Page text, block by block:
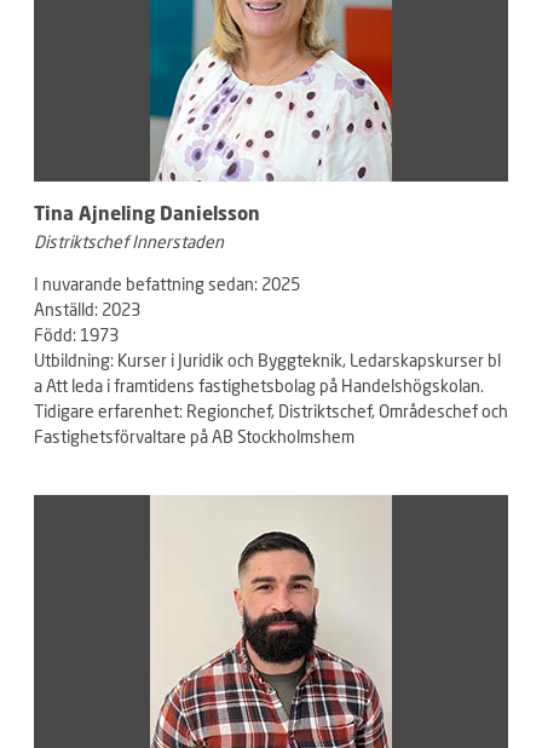
Tina Ajneling Danielsson
Distriktschef Innerstaden
I nuvarande befattning sedan: 2025
Anställd: 2023
Född: 1973
Utbildning: Kurser i Juridik och Byggteknik, Ledarskapskurser bl
a Att leda i framtidens fastighetsbolag på Handelshögskolan.
Tidigare erfarenhet: Regionchef, Distriktschef, Områdeschef och
Fastighetsförvaltare på AB Stockholmshem